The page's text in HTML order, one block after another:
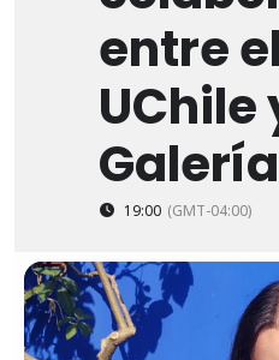
entre
UChile
19:00 (GMT-04:00)